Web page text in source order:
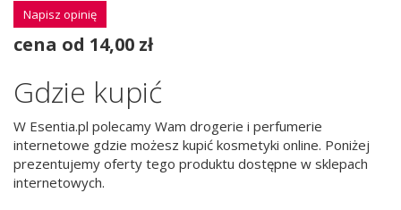
Napisz opinię
cena od 14,00 zł
Gdzie kupić
W Esentia.pl polecamy Wam drogerie i perfumerie
internetowe gdzie możesz kupić kosmetyki online. Poniżej
prezentujemy oferty tego produktu dostępne w sklepach
internetowych.